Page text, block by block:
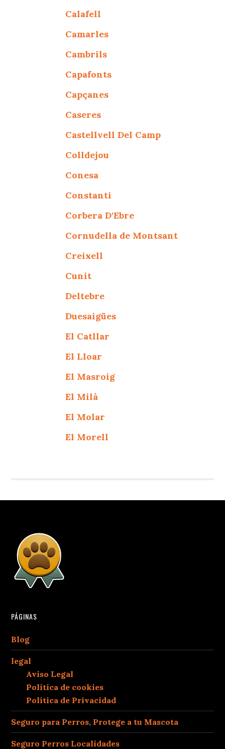
Calafell
Camarles
Cambrils
Capafonts
Capçanes
Caseres
Castellvell Del Camp
Colldejou
Conesa
Constanti
Corbera D'Ebre
Cornudella de Montsant
Creixell
Cunit
Deltebre
Duesaigües
El Catllar
El Lloar
El Masroig
El Milà
El Molar
El Morell
PÁGINAS
Blog
legal
Aviso Legal
Política de cookies
Política de Privacidad
Seguro para Perros, Protege a tu Mascota
Seguro Perros Localidades